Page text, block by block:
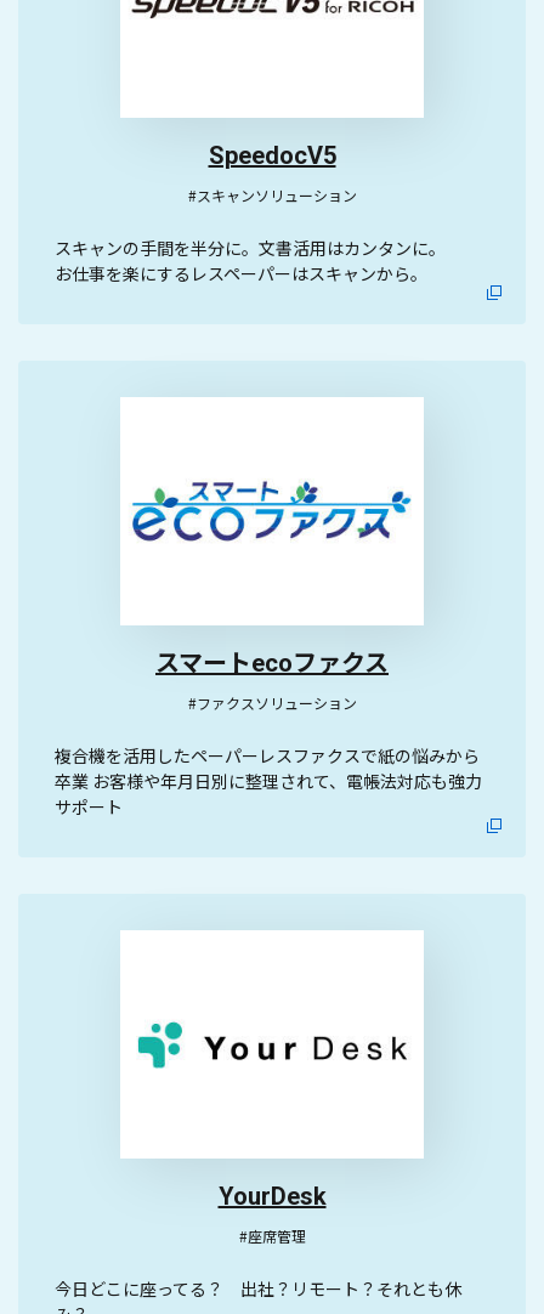
SpeedocV5
#スキャンソリューション
スキャンの手間を半分に。文書活用はカンタンに。
お仕事を楽にするレスペーパーはスキャンから。
スマートecoファクス
#ファクスソリューション
複合機を活用したペーパーレスファクスで紙の悩みから
卒業 お客様や年月日別に整理されて、電帳法対応も強力
サポート
YourDesk
#座席管理
今日どこに座ってる？ 出社？リモート？それとも休